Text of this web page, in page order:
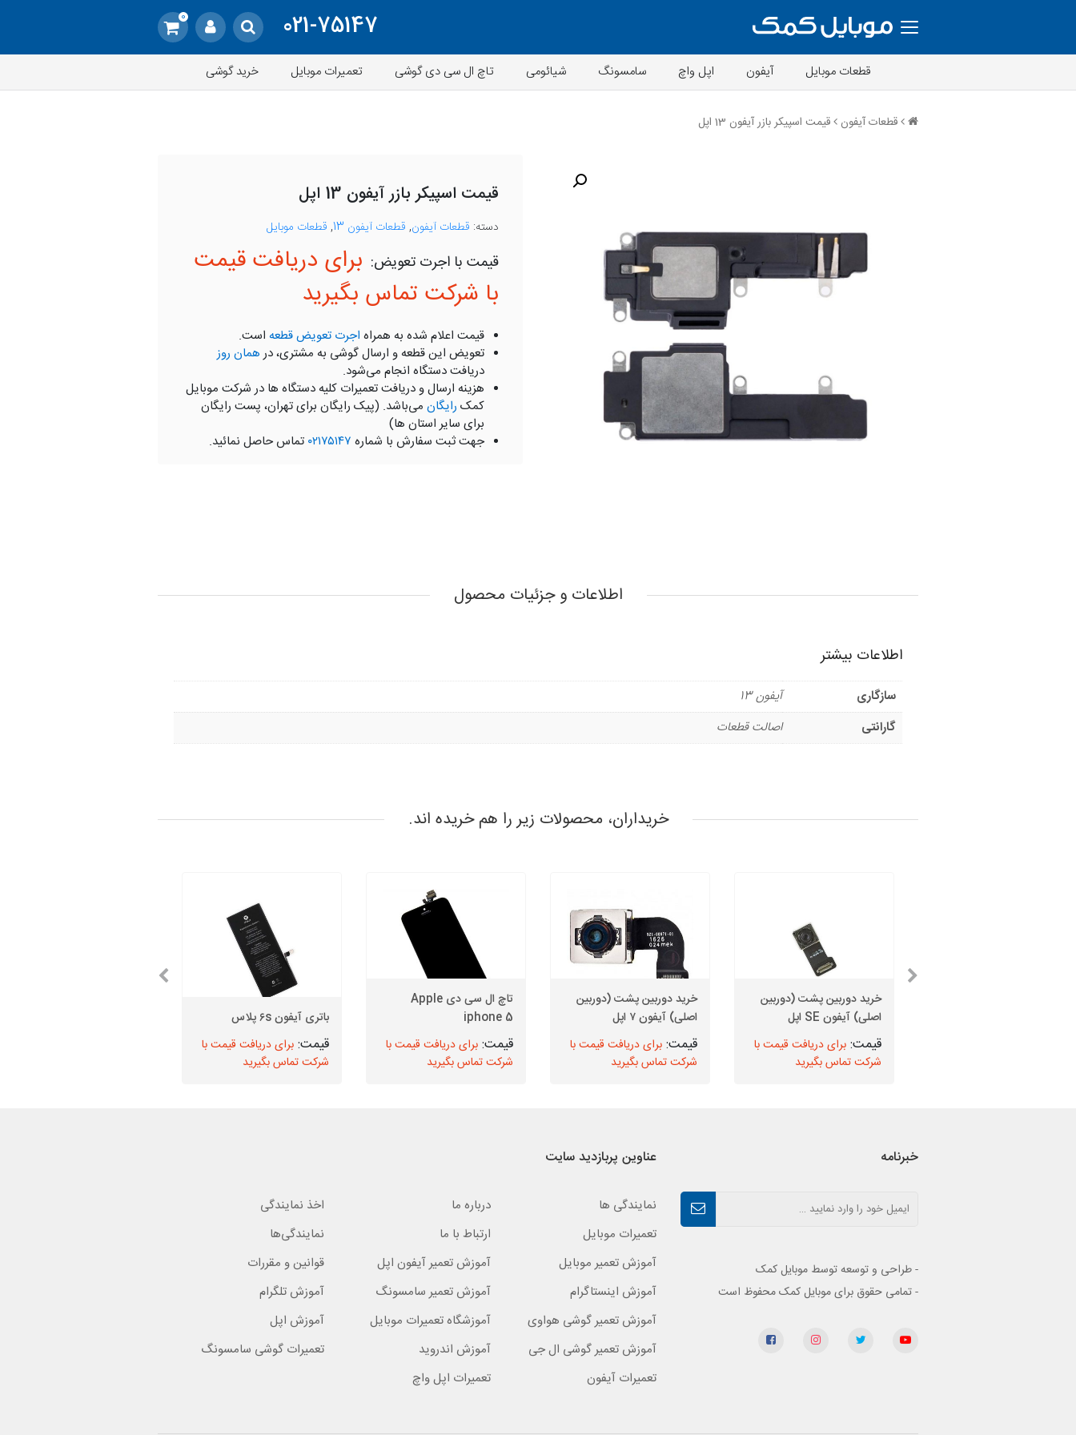
021-75147
0
قطعات موبایل آیفون اپل واچ سامسونگ شیائومی تاچ ال سی دی گوشی تعمیرات موبایل خرید گوشی
قطعات آیفون قیمت اسپیکر بازر آیفون 13 اپل
قیمت اسپیکر بازر آیفون 13 اپل
دسته: قطعات آیفون, قطعات آیفون 13 , قطعات موبایل
برای دریافت قیمت
با شرکت تماس بگیرید
قیمت اعلام شده به همراه اجرت تعویض قطعه است.
تعویض این قطعه و ارسال گوشی به مشتری، درهمان روز
دریافت دستگاه انجام می‌شود.
هزینه ارسال و دریافت تعمیرات کلیه دستگاه ها در شرکت موبایل
کمک رایگان می‌باشد. (پیک رایگان برای تهران، پست رایگان
برای سایر استان ها)
جهت ثبت سفارش با شماره ۰۲۱۷۵۱۴۷ تماس حاصل نمائید.
اطلاعات و جزئیات محصول
اطلاعات بیشتر
سازگاری
آیفون 13
گارانتی
اصالت قطعات
خریداران، محصولات زیر را هم خریده اند.
خرید دوربین پشت (دوربین
اصلی) آیفون SE اپل
برای دریافت قیمت با
شرکت تماس بگیرید
خرید دوربین پشت (دوربین
اصلی) آیفون ۷ اپل
برای دریافت قیمت با
شرکت تماس بگیرید
تاچ ال سی دی Apple
iphone 5
برای دریافت قیمت با
شرکت تماس بگیرید
باتری آیفون ۶s پلاس
برای دریافت قیمت با
شرکت تماس بگیرید
خبرنامه
- طراحی و توسعه توسط موبایل کمک
- تمامی حقوق برای موبایل کمک محفوظ است
عناوین پربازدید سایت
نمایندگی ها درباره ما
اخذ نمایندگی
تعمیرات موبایل
ارتباط با ما
نمایندگی‌ها
آموزش تعمیر موبایل
آموزش تعمیر آیفون اپل
قوانین و مقررات
آموزش اینستاگرام
آموزش تعمیر سامسونگ
آموزش تلگرام
آموزش تعمیر گوشی هواوی
آموزشگاه تعمیرات موبایل
آموزش اپل
آموزش تعمیر گوشی ال جی
آموزش اندروید
تعمیرات گوشی سامسونگ
تعمیرات آیفون
تعمیرات اپل واچ